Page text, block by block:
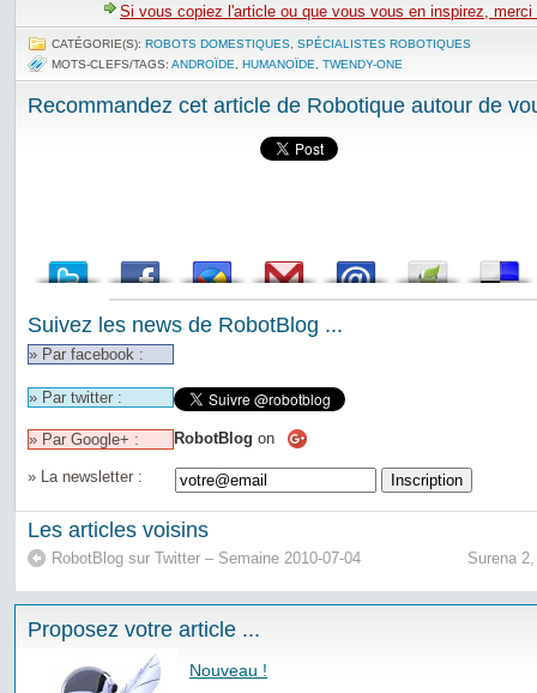
Si vous copiez l'article ou que vous vous en inspirez,
CATÉGORIE(S): ROBOTS DOMESTIQUES SPÉCIALISTES ROBOTIQUES
MOTS-CLEFS/TAGS: ANDROÏDE HUMANOÏDE TWENDY-ONE
Recommandez cet article de Robotique autour de
Suivez les news de RobotBlog ...
» Par facebook :
» Par twitter :
» Par Google+ : RobotBlog on
» La newsletter :
Les articles voisins
RobotBlog sur Twitter – Semaine 2010-07-04 Surena
Proposez votre article ...
Nouveau !